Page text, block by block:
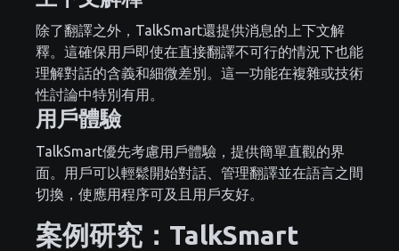
除了翻譯之外，TalkSmart還提供消息的上下文解
釋。這確保用戶即使在直接翻譯不可行的情況下也能
理解對話的含義和細微差別。這一功能在複雜或技術
性討論中特別有用。
用戶體驗
TalkSmart優先考慮用戶體驗，提供簡單直觀的界
面。用戶可以輕鬆開始對話、管理翻譯並在語言之間
切換，使應用程序可及且用戶友好。
案例研究：TalkSmart